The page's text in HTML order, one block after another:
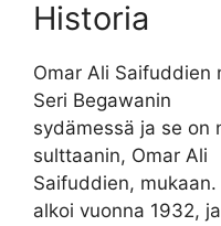
Historia
Omar Ali Saifuddien
Seri Begawanin
sydämessä ja se on
sulttaanin, Omar Ali
Saifuddien,
alkoi vuonna 1932,